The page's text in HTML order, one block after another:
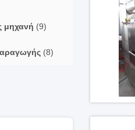
μηχανή (9)
(8)